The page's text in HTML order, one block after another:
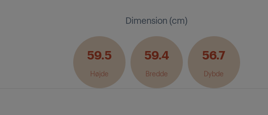
Dimension (cm)
59.5
Højde
59.4
Bredde
56.7
Dybde